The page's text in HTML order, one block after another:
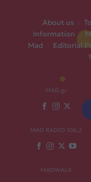
About us
Information |
Mad
Editorial
MAD.gr
MAD RADIO 106,2
MADWALK